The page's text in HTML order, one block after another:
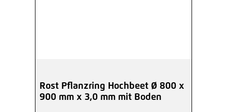
Rost Pflanzring Hochbeet Ø 800 x
900 mm x 3,0 mm mit Boden